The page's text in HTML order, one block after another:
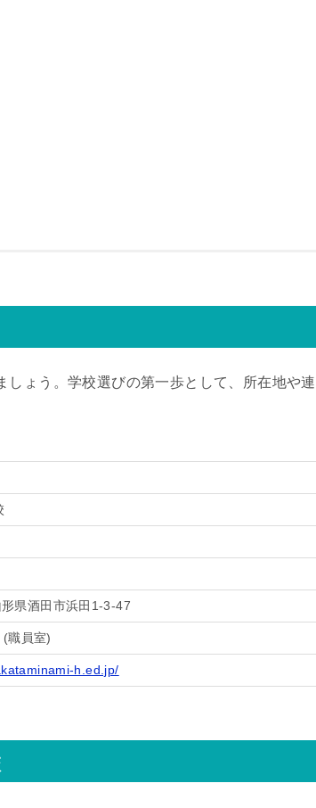
ょう。学校選びの第一歩として、所在地や連
県酒田市浜田1-3-47
職員室)
h.ed.jp/